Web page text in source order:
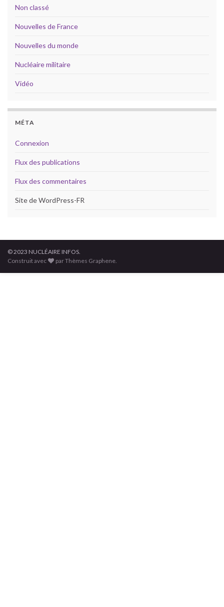
Non classé
Nouvelles de France
Nouvelles du monde
Nucléaire militaire
Vidéo
MÉTA
Connexion
Flux des publications
Flux des commentaires
Site de WordPress-FR
© 2023 NUCLÉAIRE INFOS.
Construit avec
par Thèmes Graphene.